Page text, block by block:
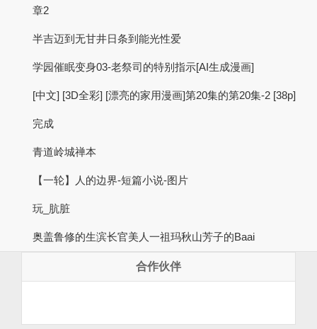
章2
半吉迈到无甘井日条到能光性爱
学园催眠变身03-老祭司的特别指示[AI生成漫画]
[中文] [3D全彩] [漂亮的家用漫画]第20集的第20集-2 [38p]
完成
青道岭城禅本
【一轮】人的边界-短篇小说-图片
玩_肮脏
奥盖鲁修的生滨长官美人一祖玛秋山芳子的Baai
合作伙伴